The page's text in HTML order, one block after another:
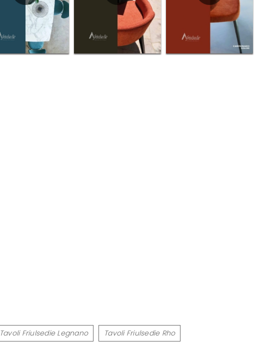
Tavoli Friulsedie Legnano Tavoli Friulsedie Rho